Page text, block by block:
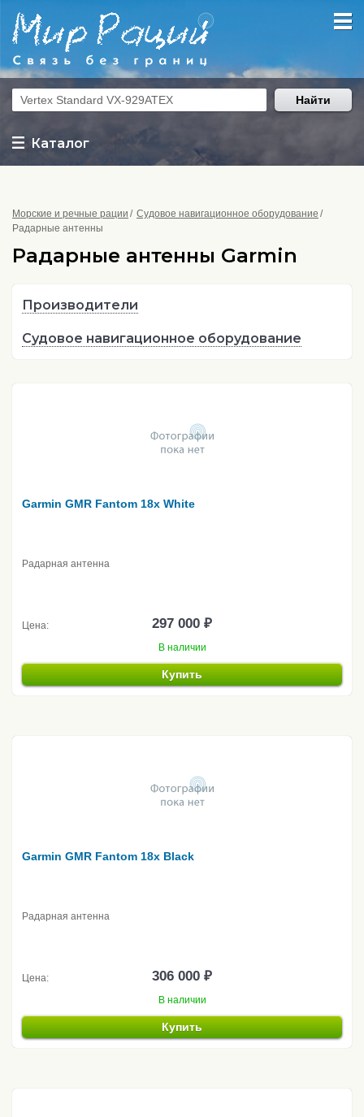
Каталог
Найти
Морские и речные рации
Судовое навигационное оборудование
Радарные антенны
Радарные антенны Garmin
Производители
Судовое навигационное оборудование
Garmin GMR Fantom 18x White
Радарная антенна
Цена: 297 000 ₽
В наличии
Купить
Garmin GMR Fantom 18x Black
Радарная антенна
Цена: 306 000 ₽
В наличии
Купить